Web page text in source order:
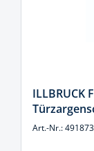
ILLBRUCK
Art.-Nr.: 491873